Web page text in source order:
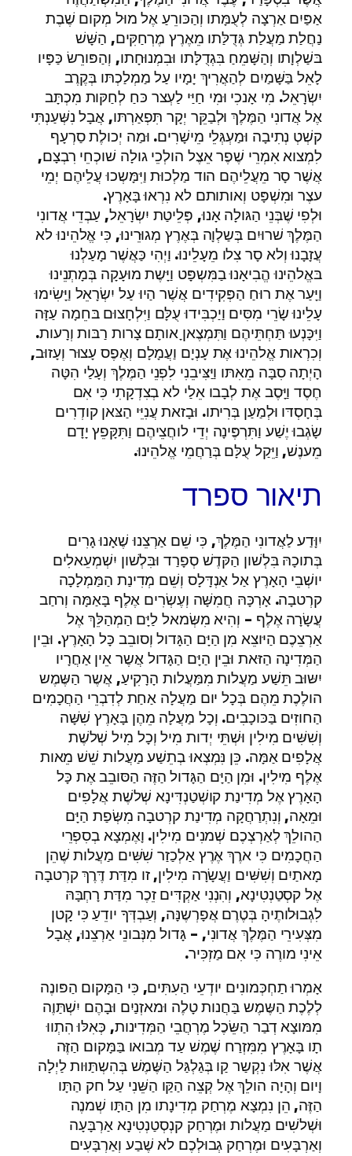
אַפַּיִם אַרְצָה לְעֻמָּתו וְהַכּורֵעַ אֶל מוּל מְקום שֶׁבֶת
נַחֲלַת מַעֲלַת גְּדֻלַּתו מֵאֶרֶץ מֶרְחַקִּים, הַשָּׁשׁ
בּשַׁלְוָתו וְהַשָּׁמֵחַ בִּגְדֻלָּתו וּבִמְנוּחָתו, וְהַפּורֵשׂ כַּפָּיו
לָאֵל בַּשָּׁמַיִם לְהַאֳרִיךְ יָמָיו עַל מַמְלַכְתּו בְּקֶרֶב
יִשְׂרָאֵל. מִי אָנכִי וּמִי חַיַּי לַעְצר כּחַ לְחַקּות מִכְתָּב
אֶל אֲדונִי הַמֶּלֶךְ וּלְבַקֵּר יְקָר תִּפְאַרְתּו, אֲבָל נִשְּׁעַנְתִּי
קשְׁטְ נְתִיבָה וּמַעְגְּלֵי מֵישָׁרִים. וּמַה יְכולֶת סַרְעָף
לִמְצוא אִמְרֵי שֶׁפֶר אֵצֶל הולְכֵי גולָה שׁוכְחֵי רִבְצָם,
אֲשֶׁר סָר מֵעֲלֵיהֶם הוד מַלְכוּת וַיִּמָּשְכוּ עֲלֵיהֶם יְמֵי
עצֶר וּמִשְׁפָּט וְאותותם לא נִרְאוּ בָּאָרֶץ.
וּלְפִי שֶׁבְּנֵי הַגּולָה אָנוּ, פְּלֵיטַת יִשְׂרָאֵל, עַבְדֵי אֲדונִי
הַמֶּלֶךְ שׁרוּיִם בְּשַלְוָה בְּאֶרֶץ מְגוּרֵינוּ, כִּי אֱלהֵינוּ לא
עֲזָבָנוּ וְלא סָר צִלו מֵעָלֵינוּ. וַיְהִי כַּאֲשֶׁר מָעַלְנוּ
בּאֱלהֵינוּ הֱבִיאָנוּ בַמִּשְפָּט וַיָּשֶת מוּעָקָה בְּמָתְנֵינוּ
וַיָּעַר אֶת רוּחַ הַפְּקִידִים אֲשֶׁר הַיוּ עַל יִשְׂרָאֵל וַיָּשִׂימוּ
עָלֵינוּ שָׂרֵי מִסִּים וַיַכְבִּידוּ עֻלָּם וַיִּלְחָצוּם בּחֵמָה עַזָּה
וַיִּכָּנְעוּ תַּחְתֵּיהֶם וַתִּמְצֶאןָ אותָם צָרות רַבּות וְרָעות.
וְכִרְאות אֱלהֵינוּ אֶת עָנְיָם וַעֲמָלָם וְאֶפֶס עָצוּר וְעָזוּב,
הָיְתָה סִבָּה מֵאִתּו וַיַּצִּיבֵנִי לִפְנֵי הַמֶּלֶךְ וְעָלַי הִטָּה
חֶסֶד וַיָּסֶב אֶת לְבָבו אֵלַי לא בְצִדְקָתִי כִּי אִם
בְּחָסְדּו וּלְמַעַן בְּרִיתו. וּבָזאת עֲנִיֵּי הַצּאן קודְרִים
שָׂגְבוּ יֶשַׁע וַתִּרְפֶּינָה יְדֵי לוחֲצֵיהֶם וַתִּקָּפֵץ יָדָם
מֵענֶשׁ, וַיֵּקַל עֻלָּם בְּרַחֲמֵי אֱלהֵינוּ.
תיאור ספרד
יִוָּדַע לַאֲדונִי הַמֶּלֶךְ, כִּי שֵׁם אַרְצֵנוּ שֶׁאָנוּ גָרִים
בְּתוכָהּ בִּלְשׁון הַקּדֶשׁ סְפָרַד וּבִּלְשׁון יִשְׁמְעֵאלִים
יושְׁבֵי הָאָרֶץ אַל אַנְדָּלָס וְשֵׁם מְדִינַת הַמַּמְלָכָה
קרְטבָה. אָרְכָּהּ חֲמִשָּׁה וְעֶשְׂרִים אֶלֶף בָּאַמָּה וְרחַב
עֲשָׂרָה אֶלֶף – וְהִיא מִשְּׂמאל לַיָּם הַמְהַלֵּךְ אֶל
אַרְצֵכֶם הַיּוצֵא מִן הַיָּם הַגָּדול וְסובֵב כָּל הָאָרֶץ. וּבֵין
הַמְּדִינָה הַזּאת וּבֵין הַיָּם הַגָּדול אֲשֶר אֵין אַחֲרָיו
יִשּוּב תֵּשַׁע מַעֲלות מִמַּעֲלות הָרָקִיעַ, אֲשֶר הַשֶּמֶש
הולֶכֶת מֵהֶם בְּכָל יום מַעֲלָה אַחַת לְדִבְרֵי הַחֲכָמִים
הַחוזִים בַּכּוכָבִים. וְכָל מַעֲלָה מֵהֶן בָּאָרֶץ שִׁשָּׁה
וְשִׁשִּׁים מִילִין וּשְׁתֵּי יְדות מִיל וְכָל מִיל שְׁלשֶׁת
אֲלָפִים אַמָּה. כֵּן נִּמְצְאוּ בְתֵשַׁע מַעֲלות שֵׁשׁ מֵאות
אֶלֶף מִילִין. וּמִן הַיָּם הַגָּדול הַזֶּה הַסּובֵב אֶת כָּל
הָאָרֶץ אֶל מְדִינַת קושְׁטַנְדִּינָא שְׁלשֶׁת אֲלָפִים
וּמֵאָה, וְנִתְרַחֲקָה מְדִינַת קרְטבָה מִשְּׂפַת הַיָּם
הַהולֵךְ לְאַרְצְכֶם שְׁמנִים מִילִין. וָאֶמְצָא בְסִפְרֵי
הַחֲכָמִים כִּי ארֶךְ אֶרֶץ אַלְכַזַר שִׁשִּׁים מַעֲלות שֶׁהֵן
מָאתַיִם וְשִׁשִּׁים וַעֲשָׂרָה מִילִין, זו מִדַּת דֶּרֶךְ קרְטבָה
אֶל קסְטַנְטִינָא, וְהִנְנִי אַקְדִּים זֵכֶר מִדַּת רָחְבָּהּ
לִגְבוּלותֶיהָ בְּטֶרֶם אֲפָרְשֶנָּה, וְעַבְדְּךָ יודֵעַ כִּי קָטן
מִצְּעִירֵי הַמֶּלֶךְ אֲדונִי, – גָּדול מִנְּבונֵי אַרְצֵנוּ, אֲבָל
אֵינִי מורֶה כִּי אִם מַזְכִּיר.
אָמְרוּ תַחְכְּמונִים יודְעֵי הַעִתִּים, כִּי הַמָּקום הַפּונֶה
לְלֶכֶת הַשֶּמֶש בַּחֲנות טָלֶה וּמאזְנַיִם וּבָהֶם יִשְׁתַּוֶה
מִמּוצָא דְבַר הַשֵּׂכֶל מֶרְחֲבֵי הַמְּדִינות, כְּאִלּוּ הִתְווּ
תָו בָּאָרֶץ מִמִּזְרַח שֶׁמֶשׁ עַד מְבואו בַּמָּקום הַזֶּה
אֲשֶׁר אִלּוּ נִקְשַר קַו בְּגַלְגַּל הַשֶּׁמֶשׁ בְּהִשְתַּוּות לַיְלָה
וָיום וְהָיָה הולֵךְ אֶל קְצֵה הַקַּו הַשֵּׁנִי עַל חק הַתָּו
הַזֶּה, הֵן נִמְצָא מֶרְחַק מְדִינָתו מִן הַתָּו שְׁמנֶה
וּשְׁלשִׁים מַעֲלות וּמֶרְחַק קנְסְטַנְטִינָא אַרְבָּעָה
וְאַרְבָּעִים וּמֶרְחַק גְבוּלְכֶם לא שֶׁבַע וְאַרְבָּעִים